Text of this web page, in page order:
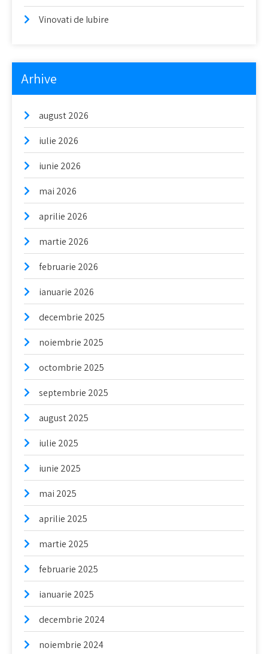
Vinovati de Iubire
Arhive
august 2026
iulie 2026
iunie 2026
mai 2026
aprilie 2026
martie 2026
februarie 2026
ianuarie 2026
decembrie 2025
noiembrie 2025
octombrie 2025
septembrie 2025
august 2025
iulie 2025
iunie 2025
mai 2025
aprilie 2025
martie 2025
februarie 2025
ianuarie 2025
decembrie 2024
noiembrie 2024